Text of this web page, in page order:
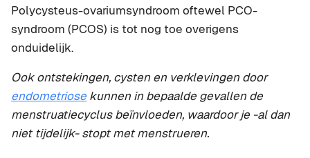
Polycysteus-ovariumsyndroom oftewel PCO-
syndroom (PCOS) is tot nog toe overigens
onduidelijk.
Ook ontstekingen, cysten en verklevingen door
endometriose kunnen in bepaalde gevallen de
menstruatiecyclus beïnvloeden, waardoor je -al dan
niet tijdelijk- stopt met menstrueren.